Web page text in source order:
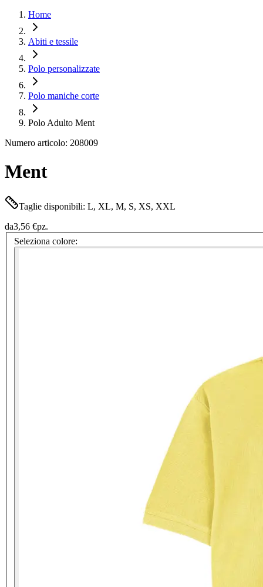
Home
Abiti e tessile
Polo personalizzate
Polo maniche corte
Polo Adulto Ment
Numero articolo: 208009
Ment
Taglie disponibili: L, XL, M, S, XS, XXL
da3,56 €pz.
Seleziona colore: